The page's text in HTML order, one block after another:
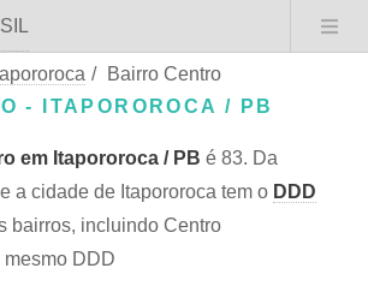
/
Bairro Centro
- ITAPOROROCA / PB
em Itapororoca / PB é 83. Da
a cidade de Itapororoca tem o DDD
bairros, incluindo Centro
DDD